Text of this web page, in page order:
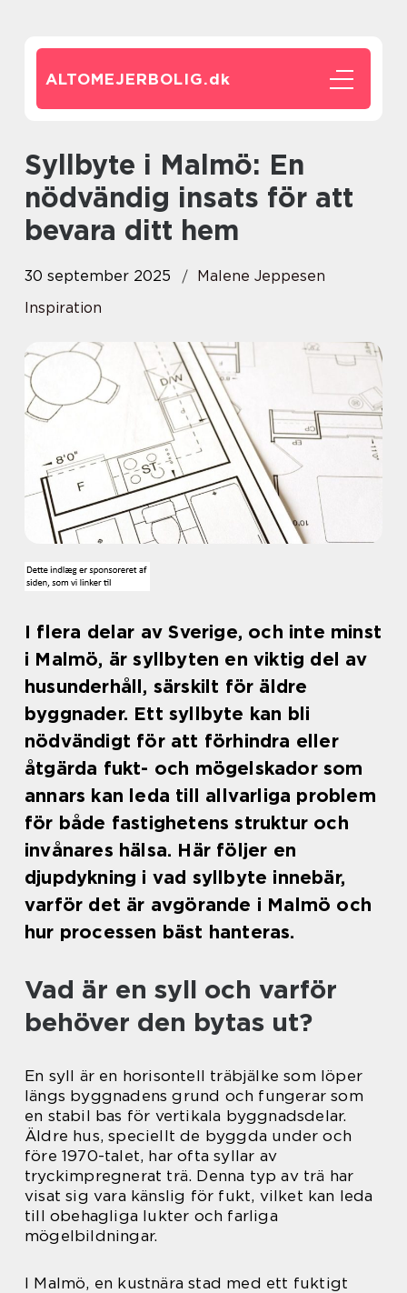
ALTOMEJERBOLIG.dk
Syllbyte i Malmö: En
nödvändig insats för att
bevara ditt hem
30 september 2025
Malene Jeppesen
Inspiration
I flera delar av Sverige, och inte minst
i Malmö, är syllbyten en viktig del av
husunderhåll, särskilt för äldre
byggnader. Ett syllbyte kan bli
nödvändigt för att förhindra eller
åtgärda fukt- och mögelskador som
annars kan leda till allvarliga problem
för både fastighetens struktur och
invånares hälsa. Här följer en
djupdykning i vad syllbyte innebär,
varför det är avgörande i Malmö och
hur processen bäst hanteras.
Vad är en syll och varför
behöver den bytas ut?
En syll är en horisontell träbjälke som löper
längs byggnadens grund och fungerar som
en stabil bas för vertikala byggnadsdelar.
Äldre hus, speciellt de byggda under och
före 1970-talet, har ofta syllar av
tryckimpregnerat trä. Denna typ av trä har
visat sig vara känslig för fukt, vilket kan leda
till obehagliga lukter och farliga
mögelbildningar.
I Malmö, en kustnära stad med ett fuktigt